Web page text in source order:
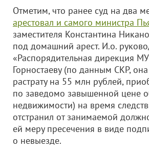
Отметим, что ранее суд на два
арестовал и самого министра
заместителя Константина
под домашний арест. И.о.
«Распорядительная дирекция
Горностаеву (по данным СКР,
растрату на 55 млн рублей,
по заведомо завышенной цене
недвижимости) на время
отстранил от занимаемой
ей меру пресечения в виде
о невыезде.